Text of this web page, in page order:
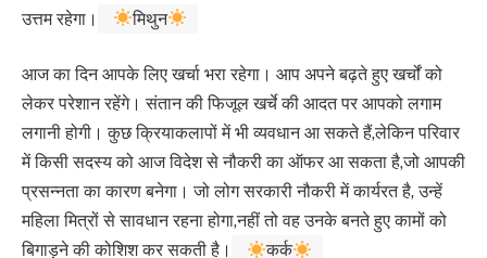
उत्तम रहेगा।
मिथुन
आज का दिन आपके लिए खर्चा भरा रहेगा। आप अपने बढ़ते हुए खर्चों को
लेकर परेशान रहेंगे। संतान की फिजूल खर्चे की आदत पर आपको लगाम
लगानी होगी। कुछ क्रियाकलापों में भी व्यवधान आ सकते हैं,लेकिन परिवार
में किसी सदस्य को आज विदेश से नौकरी का ऑफर आ सकता है,जो आपकी
प्रसन्नता का कारण बनेगा। जो लोग सरकारी नौकरी में कार्यरत है, उन्हें
महिला मित्रों से सावधान रहना होगा,नहीं तो वह उनके बनते हुए कामों को
बिगाड़ने की कोशिश कर सकती है।
कर्क